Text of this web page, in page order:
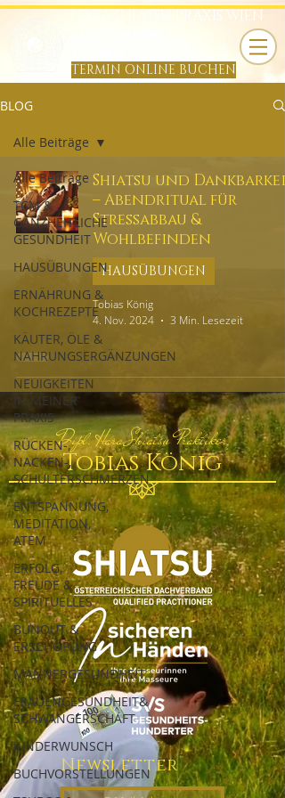
HARA SHIATSU PRAXIS WIEN
TERMIN ONLINE BUCHEN
BLOG
Alle Beiträge
TCM &
GANZHEITLICHE
GESUNDHEIT
HAUSÜBUNGEN
ERNÄHRUNG &
KOCHREZEPTE
KÄUTER, ÖLE &
NAHRUNGSERGÄNZUNGEN
NEUIGKEITEN
IN MEINER
PRAXIS
RÜCKEN-,
NACKEN-,
SCHULTERSCHMERZEN
ENTSPANNUNG,
MEDITATION,
ATEM
ERFOLG,
FREUDE &
SPIRITUELLES
BUNOUT &
ERSCHÖPUNG
MÄNNERGESUNDHEIT
FRAUENGESUNDHEIT&
SCHWANGERSCHAFT
KINDERWUNSCH
BUCHVORSTELLUNGEN
Alle Beiträge
Shiatsu und Dankbarkeit
– Abendritual für
Stressabbau &
Wohlbefinden
HAUSÜBUNGEN
Tobias König
4. Nov. 2024
3 Min. Lesezeit
Dipl. Hara Shiatsu Praktiker
Tobias König
Newsletter